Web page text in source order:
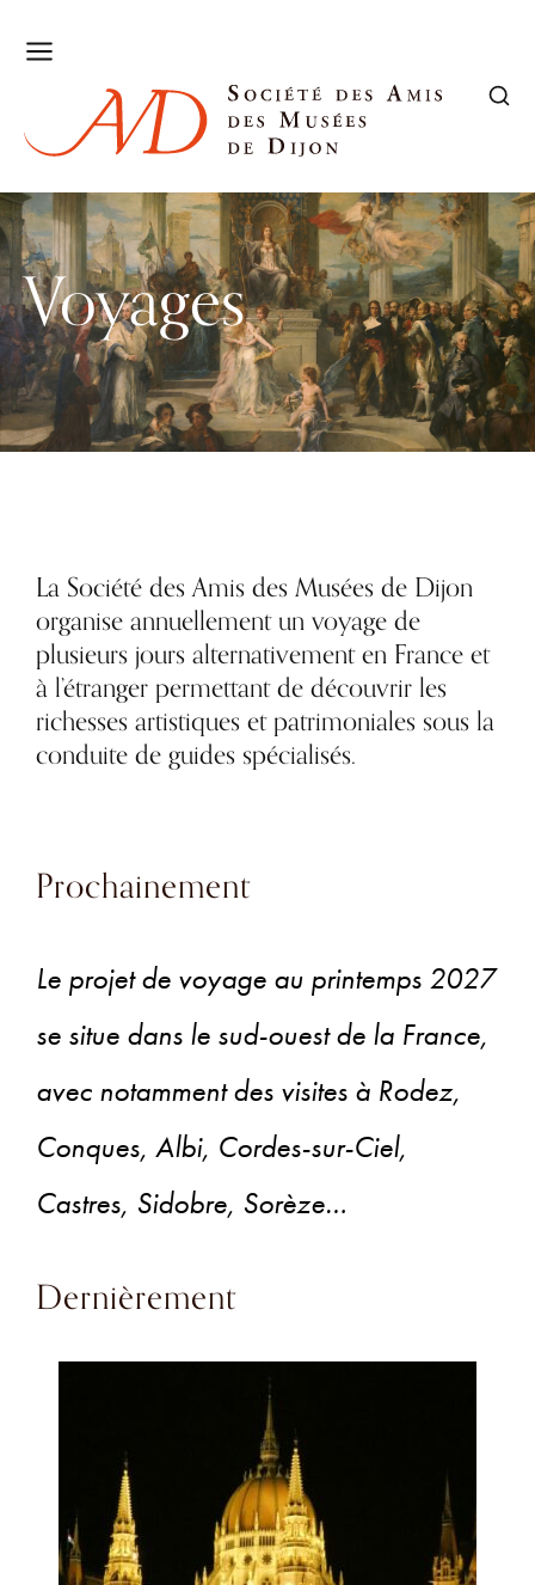
Voyages
La Société des Amis des Musées de Dijon
organise annuellement un voyage de
plusieurs jours alternativement en France et
à l’étranger permettant de découvrir les
richesses artistiques et patrimoniales sous la
conduite de guides spécialisés.
Prochainement
Le projet de voyage au printemps 2027
se situe dans le sud-ouest de la France,
avec notamment des visites à Rodez,
Conques, Albi, Cordes-sur-Ciel,
Castres, Sidobre, Sorèze…
Dernièrement​